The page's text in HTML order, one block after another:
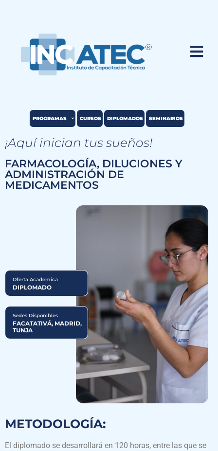
PROGRAMAS CURSOS DIPLOMADOS SEMINARIOS
¡Aquí inician tus sueños!
FARMACOLOGÍA, DILUCIONES Y
ADMINISTRACIÓN DE
MEDICAMENTOS
Oferta Academica
DIPLOMADO
Sedes Disponibles
FACATATIVÁ, MADRID,
TUNJA
METODOLOGÍA:
El diplomado se desarrollará en 120 horas, entre las que se